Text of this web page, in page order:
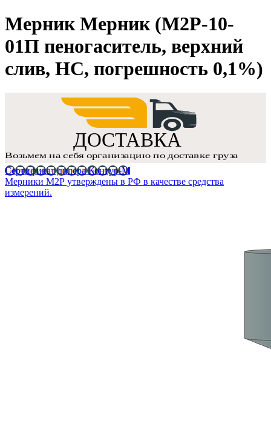
Мерник Мерник (М2Р-10-
01П пеногаситель, верхний
слив, НС, погрешность 0,1%)
Сертификат дилера Контур-М
Мерники М2Р утверждены в РФ в качестве средства
измерений.